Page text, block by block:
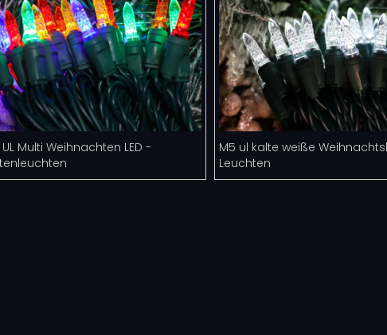
Multi Weihnachten LED -
M5 ul kalte weiße
Leuchten